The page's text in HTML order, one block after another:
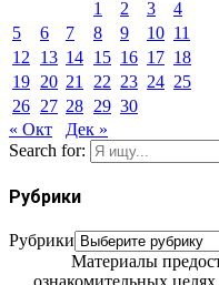
1
2 3
4
5
6 7 8 9 10 11
12
13 14 15 16 17 18
19 20 21 22 23 24 25
26 27 28 29 30
« Окт
Дек »
Search for:
Рубрики
Рубрики
Материалы